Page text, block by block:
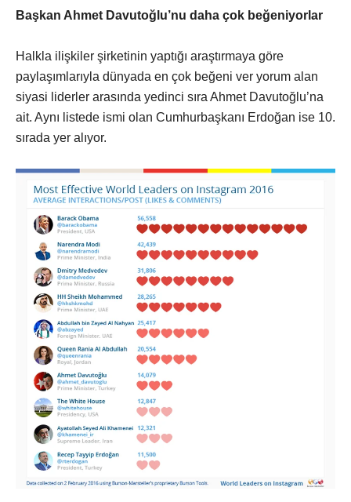
Başkan Ahmet Davutoğlu’nu daha çok beğeniyorlar
Halkla ilişkiler şirketinin yaptığı araştırmaya göre
paylaşımlarıyla dünyada en çok beğeni ver yorum alan
siyasi liderler arasında yedinci sıra Ahmet Davutoğlu’na
ait. Aynı listede ismi olan Cumhurbaşkanı Erdoğan ise 10.
sırada yer alıyor.